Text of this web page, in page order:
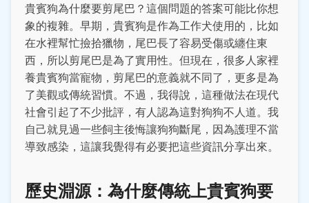
貴賓狗為什麼要剪尾巴？這個問題的答案可能比你想
象的複雜。早期，貴賓狗是作為工作犬使用的，比如
在水裡幫忙撿拾獵物，尾巴長了容易受傷或纏住東
西，所以剪尾巴是為了實用性。但現在，很多人家裡
養貴賓狗當寵物，剪尾巴的意義就不同了，更多是為
了美觀或傳統習慣。不過，我得說，這種做法在現代
社會引起了不少批評，有人認為這對狗狗不人道。我
自己就見過一些飼主後悔讓狗狗斷尾，因為護理不當
導致感染，這讓我覺得有必要把這些資訊分享出來。
歷史淵源：為什麼傳統上貴賓狗要